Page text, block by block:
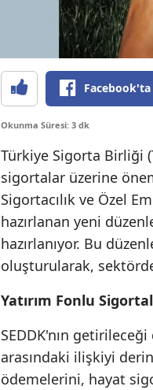
Facebook'ta
Okunma Süresi: 3 dk
Türkiye Sigorta Birliği
sigortalar üzerine
Sigortacılık ve Özel
hazırlanan yeni
hazırlanıyor. Bu
oluşturularak,
Yatırım Fonlu
SEDDK'nın
arasındaki ilişkiyi
ödemelerini, hayat